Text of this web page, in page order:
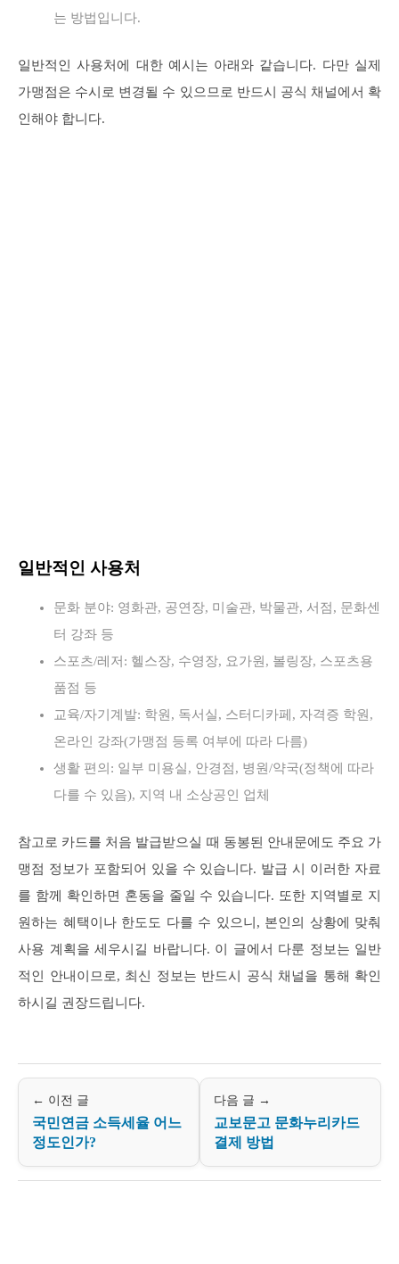
는 방법입니다.
일반적인 사용처에 대한 예시는 아래와 같습니다. 다만 실제
가맹점은 수시로 변경될 수 있으므로 반드시 공식 채널에서 확
인해야 합니다.
일반적인 사용처
문화 분야: 영화관, 공연장, 미술관, 박물관, 서점, 문화센
터 강좌 등
스포츠/레저: 헬스장, 수영장, 요가원, 볼링장, 스포츠용
품점 등
교육/자기계발: 학원, 독서실, 스터디카페, 자격증 학원,
온라인 강좌(가맹점 등록 여부에 따라 다름)
생활 편의: 일부 미용실, 안경점, 병원/약국(정책에 따라
다를 수 있음), 지역 내 소상공인 업체
참고로 카드를 처음 발급받으실 때 동봉된 안내문에도 주요 가
맹점 정보가 포함되어 있을 수 있습니다. 발급 시 이러한 자료
를 함께 확인하면 혼동을 줄일 수 있습니다. 또한 지역별로 지
원하는 혜택이나 한도도 다를 수 있으니, 본인의 상황에 맞춰
사용 계획을 세우시길 바랍니다. 이 글에서 다룬 정보는 일반
적인 안내이므로, 최신 정보는 반드시 공식 채널을 통해 확인
하시길 권장드립니다.
← 이전 글
국민연금 소득세율 어느
정도인가?
다음 글 →
교보문고 문화누리카드
결제 방법